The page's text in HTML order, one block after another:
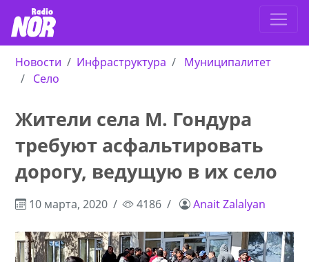
Новости Инфраструктура
Муниципалитет
Село
Жители села М. Гондура
требуют асфальтировать
дорогу, ведущую в их село
10 марта, 2020 4186 Anait Zalalyan